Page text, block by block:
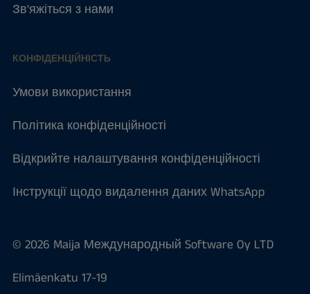
Зв'яжіться з нами
КОНФІДЕНЦІЙНІСТЬ
Умови використання
Політика конфіденційності
Відкрийте налаштування конфіденційності
Інструкції щодо видалення даних WhatsApp
© 2026 Maija Международный Software Oy LTD
Elimäenkatu 17-19